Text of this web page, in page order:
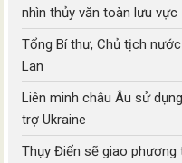
nhìn thủy văn toàn lưu vực
Tổng Bí thư, Chủ tịch
Lan
Liên minh châu Âu sử
trợ Ukraine
Thụy Điển sẽ giao phương